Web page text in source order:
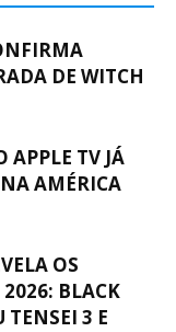
DE WITCH
APPLE TV JÁ
AMÉRICA
OS
BLACK
TENSEI 3 E